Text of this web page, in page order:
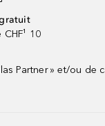
10
Partner » et/ou